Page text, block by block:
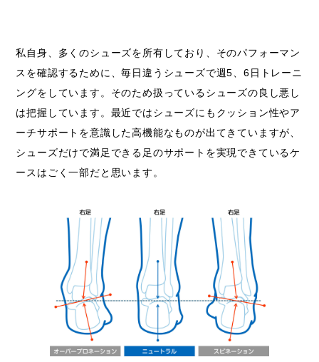
私自身、多くのシューズを所有しており、そのパフォーマン
スを確認するために、毎日違うシューズで週5、6日トレーニ
ングをしています。そのため扱っているシューズの良し悪し
は把握しています。最近ではシューズにもクッション性やア
ーチサポートを意識した高機能なものが出てきていますが、
シューズだけで満足できる足のサポートを実現できているケ
ースはごく一部だと思います。